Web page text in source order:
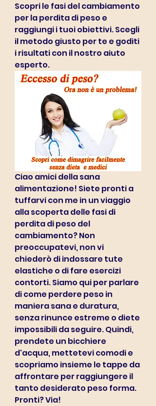
Scopri le fasi del cambiamento
per la perdita di peso e
raggiungi i tuoi obiettivi. Scegli
il metodo giusto per te e goditi
i risultati con il nostro aiuto
esperto.
Ciao amici della sana
alimentazione! Siete pronti a
tuffarvi con me in un viaggio
alla scoperta delle fasi di
perdita di peso del
cambiamento? Non
preoccupatevi, non vi
chiederò di indossare tute
elastiche o di fare esercizi
contorti. Siamo qui per parlare
di come perdere peso in
maniera sana e duratura,
senza rinunce estreme o diete
impossibili da seguire. Quindi,
prendete un bicchiere
d'acqua, mettetevi comodi e
scopriamo insieme le tappe da
affrontare per raggiungere il
tanto desiderato peso forma.
Pronti? Via!